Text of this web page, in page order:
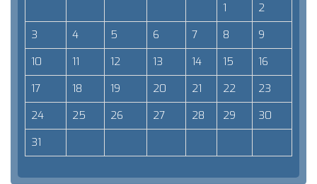
1
2
3
4 5 6 7 8
9
10
11 12 13 14 15
16
17
18 19 20 21 22
23
24
25 26 27 28 29
30
31